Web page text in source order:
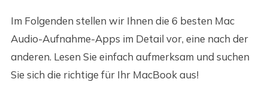
Im Folgenden stellen wir Ihnen die 6 besten Mac
Audio-Aufnahme-Apps im Detail vor, eine nach der
anderen. Lesen Sie einfach aufmerksam und suchen
Sie sich die richtige für Ihr MacBook aus!